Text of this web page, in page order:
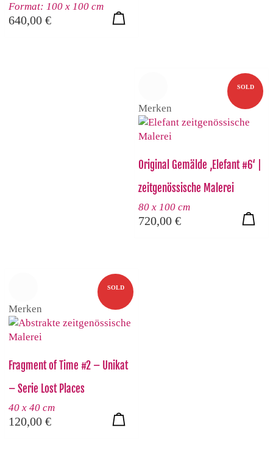
Format: 100 x 100 cm
640,00 €
SOLD
Merken
Original Gemälde ‚Elefant #6‘ |
zeitgenössische Malerei
80 x 100 cm
720,00 €
SOLD
Merken
Fragment of Time #2 – Unikat
– Serie Lost Places
40 x 40 cm
120,00 €